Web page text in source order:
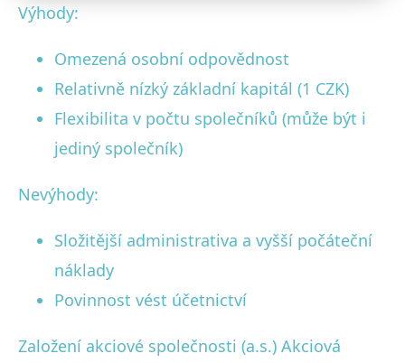
Výhody:
Omezená osobní odpovědnost
Relativně nízký základní kapitál (1 CZK)
Flexibilita v počtu společníků (může být i
jediný společník)
Nevýhody:
Složitější administrativa a vyšší počáteční
náklady
Povinnost vést účetnictví
Založení akciové společnosti (a.s.) Akciová